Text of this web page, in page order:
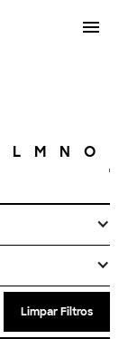
L M N O
Limpar Filtros